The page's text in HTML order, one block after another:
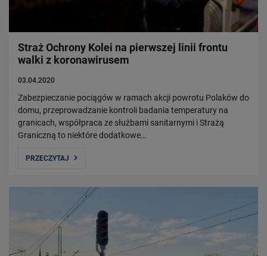
Straż Ochrony Kolei na pierwszej linii frontu
walki z koronawirusem
03.04.2020
Zabezpieczanie pociągów w ramach akcji powrotu Polaków do
domu, przeprowadzanie kontroli badania temperatury na
granicach, współpraca ze służbami sanitarnymi i Strażą
Graniczną to niektóre dodatkowe…
PRZECZYTAJ
Zrównoważony rozwój